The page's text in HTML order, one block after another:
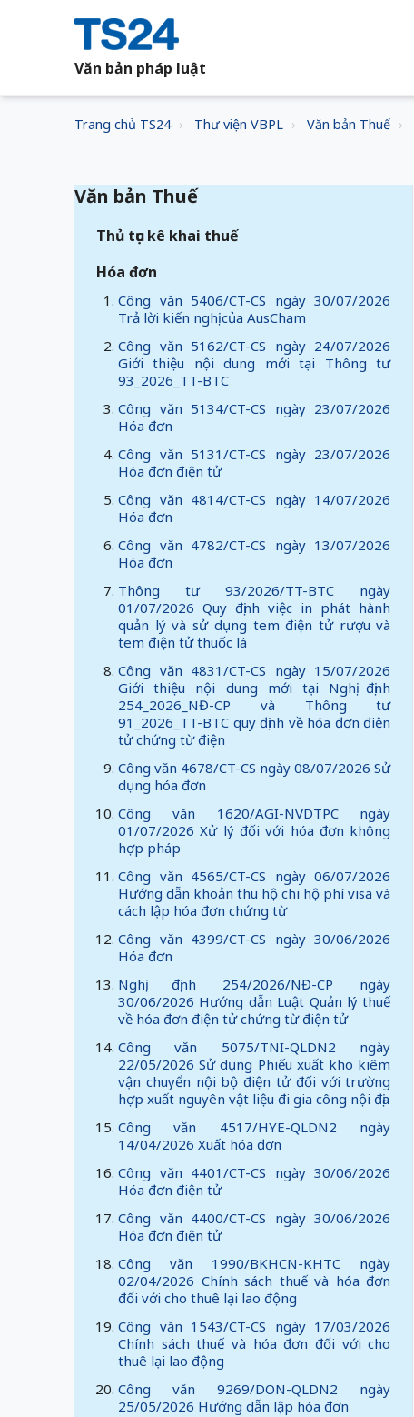
Văn bản pháp luật
Trang chủ TS24 Thư viện VBPL Văn bản Thuế
Văn bản Thuế
Thủ tục kê khai thuế
Hóa đơn
Công văn 5406/CT-CS ngày 30/07/2026
Trả lời kiến nghị của AusCham
Công văn 5162/CT-CS ngày 24/07/2026
Giới thiệu nội dung mới tại Thông tư
93_2026_TT-BTC
Công văn 5134/CT-CS ngày 23/07/2026
Hóa đơn
Công văn 5131/CT-CS ngày 23/07/2026
Hóa đơn điện tử
Công văn 4814/CT-CS ngày 14/07/2026
Hóa đơn
Công văn 4782/CT-CS ngày 13/07/2026
Hóa đơn
Thông tư 93/2026/TT-BTC ngày
01/07/2026 Quy định việc in phát hành
quản lý và sử dụng tem điện tử rượu và
tem điện tử thuốc lá
Công văn 4831/CT-CS ngày 15/07/2026
Giới thiệu nội dung mới tại Nghị định
254_2026_NĐ-CP và Thông tư
91_2026_TT-BTC quy định về hóa đơn điện
tử chứng từ điện
Công văn 4678/CT-CS ngày 08/07/2026 Sử
dụng hóa đơn
Công văn 1620/AGI-NVDTPC ngày
01/07/2026 Xử lý đối với hóa đơn không
hợp pháp
Công văn 4565/CT-CS ngày 06/07/2026
Hướng dẫn khoản thu hộ chi hộ phí visa và
cách lập hóa đơn chứng từ
Công văn 4399/CT-CS ngày 30/06/2026
Hóa đơn
Nghị định 254/2026/NĐ-CP ngày
30/06/2026 Hướng dẫn Luật Quản lý thuế
về hóa đơn điện tử chứng từ điện tử
Công văn 5075/TNI-QLDN2 ngày
22/05/2026 Sử dụng Phiếu xuất kho kiêm
vận chuyển nội bộ điện tử đối với trường
hợp xuất nguyên vật liệu đi gia công nội địa
Công văn 4517/HYE-QLDN2 ngày
14/04/2026 Xuất hóa đơn
Công văn 4401/CT-CS ngày 30/06/2026
Hóa đơn điện tử
Công văn 4400/CT-CS ngày 30/06/2026
Hóa đơn điện tử
Công văn 1990/BKHCN-KHTC ngày
02/04/2026 Chính sách thuế và hóa đơn
đối với cho thuê lại lao động
Công văn 1543/CT-CS ngày 17/03/2026
Chính sách thuế và hóa đơn đối với cho
thuê lại lao động
Công văn 9269/DON-QLDN2 ngày
25/05/2026 Hướng dẫn lập hóa đơn